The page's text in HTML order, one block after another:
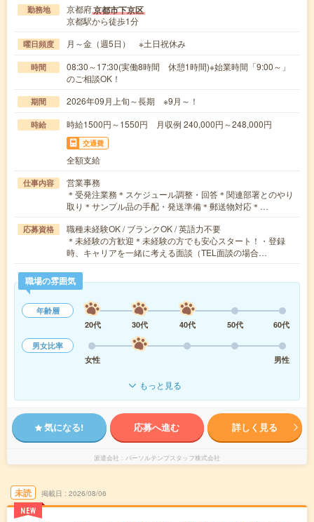
勤務地 京都府京都市下京区
京都駅から徒歩1分
曜日頻度 月～金（週5日） ※土日祝休み
時間
08:30～17:30(実働8時間 休憩1時間)※始業時間「9:00～」
のご相談OK！
期間 2026年09月上旬～長期 ※9月～！
時給 時給1500円～1550円 月収例 240,000円～248,000円
交通費
全額支給
仕事内容
営業事務
＊受発注業務＊スケジュール調整・回答＊関連部署とのやり
取り＊サンプル品の手配・発送準備＊郵送物対応＊…
応募資格
職種未経験OK / ブランクOK / 英語力不要
＊未経験の方歓迎＊未経験の方でも安心スタート！・登録
時、キャリアを一緒に考える面談（TEL面談の場合…
職場の雰囲気
年齢層
20代
30代 40代 50代
60代
男女比率
女性
男性
もっと見る
気になる! 応募へ進む 詳しく見る
派遣会社 パーソルテンプスタッフ株式会社
未読
NEW
掲載日 2026/08/06